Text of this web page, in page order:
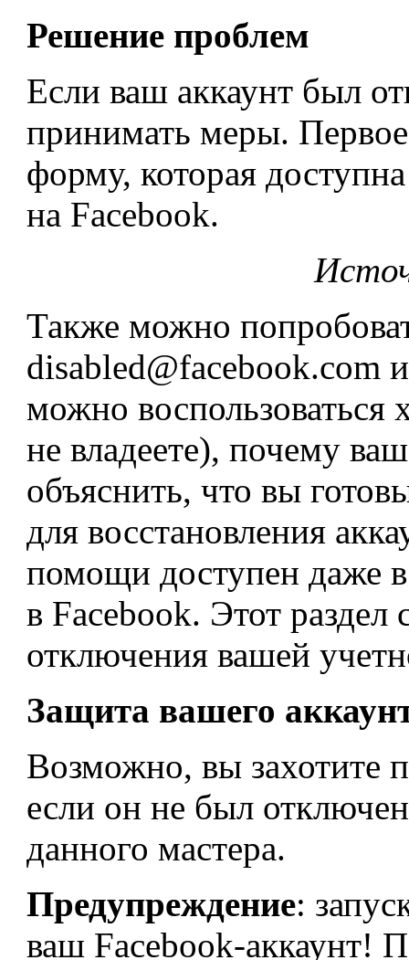
Решение проблем
Если ваш аккаунт был
принимать меры.
форму, которая
на Facebook.
Также можно
disabled@facebook.com
можно
не владеете), почему
объяснить, что вы
для восстановления
помощи доступен даже
в Facebook. Этот
отключения вашей
Защита вашего
Возможно, вы захотите
если он не был
данного мастера.
Предупреждение:
ваш Facebook-аккаунт!